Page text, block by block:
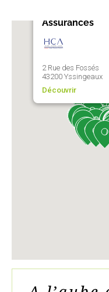
Assurances
2 Rue des Fossés
43200 Yssingeaux
Découvrir